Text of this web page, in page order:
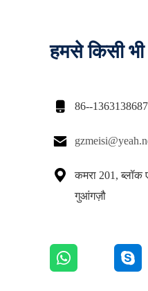
हमसे किसी
 86--


कमरा 201, ब्लॉक
गुआंगज़ौ